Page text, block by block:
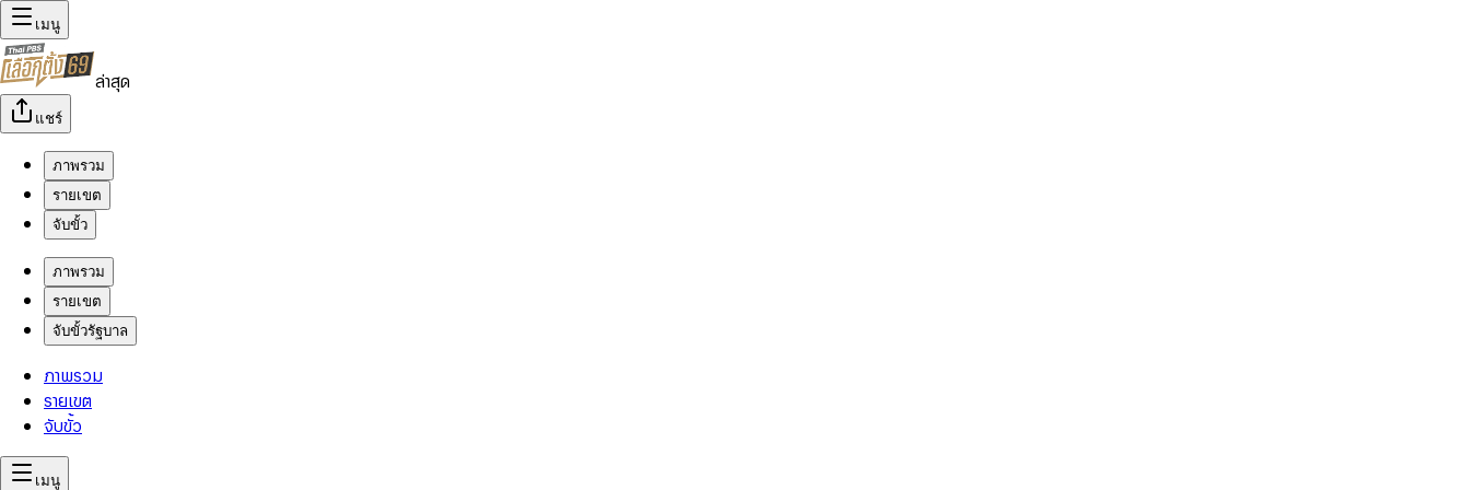
เมนู
ล่าสุด
แชร์
ภาพรวม
รายเขต
จับขั้ว
ภาพรวม
รายเขต
จับขั้วรัฐบาล
ภาพรวม
รายเขต
จับขั้ว
เมนู